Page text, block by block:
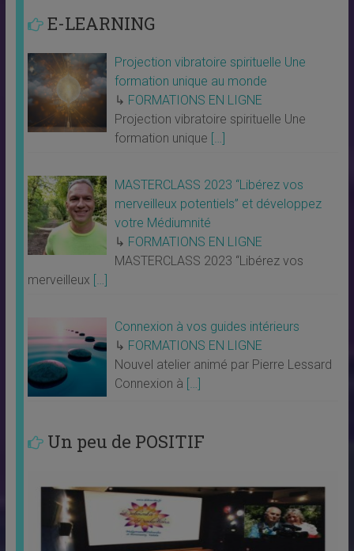
E-LEARNING
Projection vibratoire spirituelle Une
formation unique au monde
↳ FORMATIONS EN LIGNE
Projection vibratoire spirituelle Une
formation unique […]
MASTERCLASS 2023 “Libérez vos
merveilleux potentiels” et développez
votre Médiumnité
↳ FORMATIONS EN LIGNE
MASTERCLASS 2023 “Libérez vos
merveilleux […]
Connexion à vos guides intérieurs
↳ FORMATIONS EN LIGNE
Nouvel atelier animé par Pierre Lessard
Connexion à […]
Un peu de POSITIF